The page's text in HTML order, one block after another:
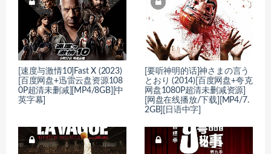
[速度与激情10]Fast X (2023)
[百度网盘+迅雷云盘资源108
0P超清未删减][MP4/8GB][中
英字幕]
[要听神明的话]神さまの言う
とおり (2014)[百度网盘+夸克
网盘1080P超清未删减资源]
[网盘在线播放/下载][MP4/7.
2GB][日语中字]